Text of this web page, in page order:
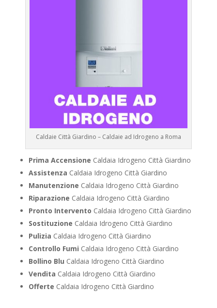
Caldaie Città Giardino – Caldaie ad Idrogeno a Roma
Prima Accensione Caldaia Idrogeno Città Giardino
Assistenza Caldaia Idrogeno Città Giardino
Manutenzione Caldaia Idrogeno Città Giardino
Riparazione Caldaia Idrogeno Città Giardino
Pronto Intervento Caldaia Idrogeno Città Giardino
Sostituzione Caldaia Idrogeno Città Giardino
Pulizia Caldaia Idrogeno Città Giardino
Controllo Fumi Caldaia Idrogeno Città Giardino
Bollino Blu Caldaia Idrogeno Città Giardino
Vendita Caldaia Idrogeno Città Giardino
Offerte Caldaia Idrogeno Città Giardino